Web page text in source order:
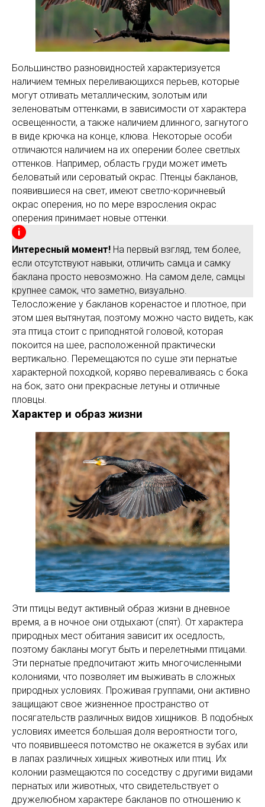
Большинство разновидностей характеризуется
наличием темных переливающихся перьев, которые
могут отливать металлическим, золотым или
зеленоватым оттенками, в зависимости от характера
освещенности, а также наличием длинного, загнутого
в виде крючка на конце, клюва. Некоторые особи
отличаются наличием на их оперении более светлых
оттенков. Например, область груди может иметь
беловатый или сероватый окрас. Птенцы бакланов,
появившиеся на свет, имеют светло-коричневый
окрас оперения, но по мере взросления окрас
оперения принимает новые оттенки.
Интересный момент! На первый взгляд, тем более,
если отсутствуют навыки, отличить самца и самку
баклана просто невозможно. На самом деле, самцы
крупнее самок, что заметно, визуально.
Телосложение у бакланов коренастое и плотное, при
этом шея вытянутая, поэтому можно часто видеть, как
эта птица стоит с приподнятой головой, которая
покоится на шее, расположенной практически
вертикально. Перемещаются по суше эти пернатые
характерной походкой, коряво переваливаясь с бока
на бок, зато они прекрасные летуны и отличные
пловцы.
Характер и образ жизни
Эти птицы ведут активный образ жизни в дневное
время, а в ночное они отдыхают (спят). От характера
природных мест обитания зависит их оседлость,
поэтому бакланы могут быть и перелетными птицами.
Эти пернатые предпочитают жить многочисленными
колониями, что позволяет им выживать в сложных
природных условиях. Проживая группами, они активно
защищают свое жизненное пространство от
посягательств различных видов хищников. В подобных
условиях имеется большая доля вероятности того,
что появившееся потомство не окажется в зубах или
в лапах различных хищных животных или птиц. Их
колонии размещаются по соседству с другими видами
пернатых или животных, что свидетельствует о
дружелюбном характере бакланов по отношению к